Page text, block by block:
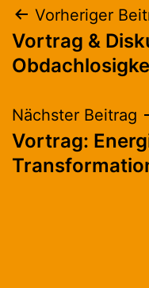
Vorheriger
Vortrag &
Nächster Beitrag
Vortrag: